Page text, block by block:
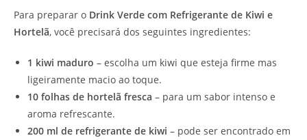
Para preparar o Drink Verde com Refrigerante de Kiwi e
Hortelã, você precisará dos seguintes ingredientes:
1 kiwi maduro – escolha um kiwi que esteja firme mas
ligeiramente macio ao toque.
10 folhas de hortelã fresca – para um sabor intenso e
aroma refrescante.
200 ml de refrigerante de kiwi – pode ser encontrado em